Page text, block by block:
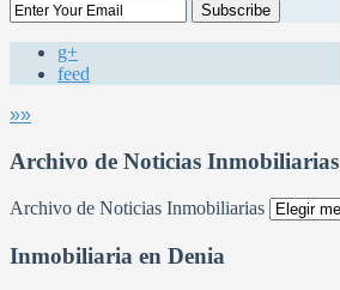
g+
feed
»»
Archivo de Noticias Inmobiliarias
Archivo de Noticias Inmobiliarias
Inmobiliaria en Denia